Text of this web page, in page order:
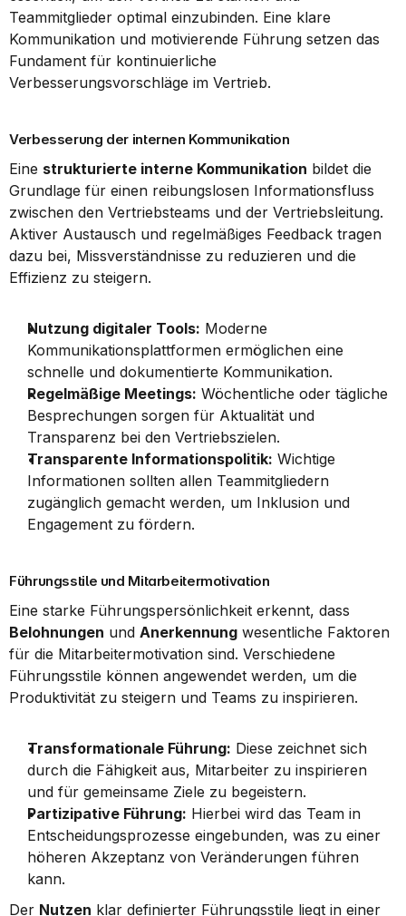
Teammitglieder optimal einzubinden. Eine klare
Kommunikation und motivierende Führung setzen das
Fundament für kontinuierliche
Verbesserungsvorschläge im Vertrieb.
Verbesserung der internen Kommunikation
Eine strukturierte interne Kommunikation bildet die
Grundlage für einen reibungslosen Informationsfluss
zwischen den Vertriebsteams und der Vertriebsleitung.
Aktiver Austausch und regelmäßiges Feedback tragen
dazu bei, Missverständnisse zu reduzieren und die
Effizienz zu steigern.
Nutzung digitaler Tools: Moderne
Kommunikationsplattformen ermöglichen eine
schnelle und dokumentierte Kommunikation.
Regelmäßige Meetings: Wöchentliche oder tägliche
Besprechungen sorgen für Aktualität und
Transparenz bei den Vertriebszielen.
Transparente Informationspolitik: Wichtige
Informationen sollten allen Teammitgliedern
zugänglich gemacht werden, um Inklusion und
Engagement zu fördern.
Führungsstile und Mitarbeitermotivation
Belohnungen und Anerkennung wesentliche Faktoren
für die Mitarbeitermotivation sind. Verschiedene
Führungsstile können angewendet werden, um die
Produktivität zu steigern und Teams zu inspirieren.
Transformationale Führung: Diese zeichnet sich
durch die Fähigkeit aus, Mitarbeiter zu inspirieren
und für gemeinsame Ziele zu begeistern.
Partizipative Führung: Hierbei wird das Team in
Entscheidungsprozesse eingebunden, was zu einer
höheren Akzeptanz von Veränderungen führen
kann.
Der Nutzen klar definierter Führungsstile liegt in einer